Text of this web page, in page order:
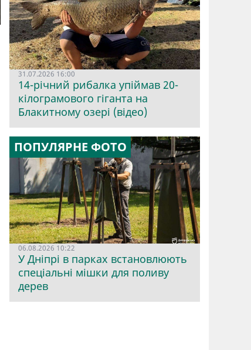
31.07.2026 16:00
14-річний рибалка упіймав 20-
кілограмового гіганта на
Блакитному озері (відео)
ПОПУЛЯРНЕ ФОТО
06.08.2026 10:22
У Дніпрі в парках встановлюють
спеціальні мішки для поливу
дерев